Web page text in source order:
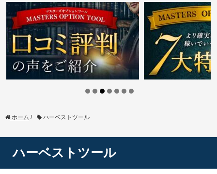
ホーム / ハーベストツール
ハーベストツール